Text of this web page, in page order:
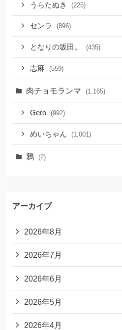
うらたぬき (225)
センラ (896)
となりの坂田。 (435)
志麻 (559)
肉チョモランマ (1,165)
Gero (992)
めいちゃん (1,001)
鴉 (2)
アーカイブ
2026年8月
2026年7月
2026年6月
2026年5月
2026年4月